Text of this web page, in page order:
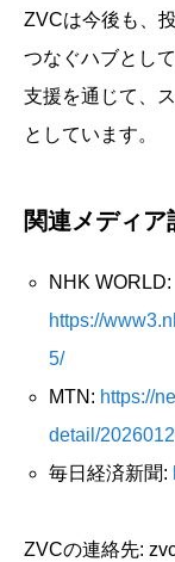
ZVCは今後も、
つなぐハブとし
支援を通じて、
としています。
関連メディア
NHK WORLD:
https://
5/
MTN: https://
detail/
毎日経済新聞:
ZVCの連絡先: